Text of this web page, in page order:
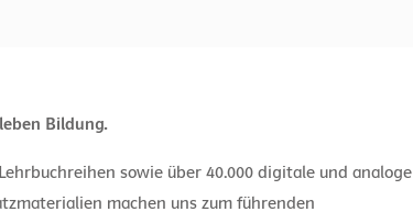
Bildung.
sowie über 40.000 digitale und analoge
machen uns zum führenden